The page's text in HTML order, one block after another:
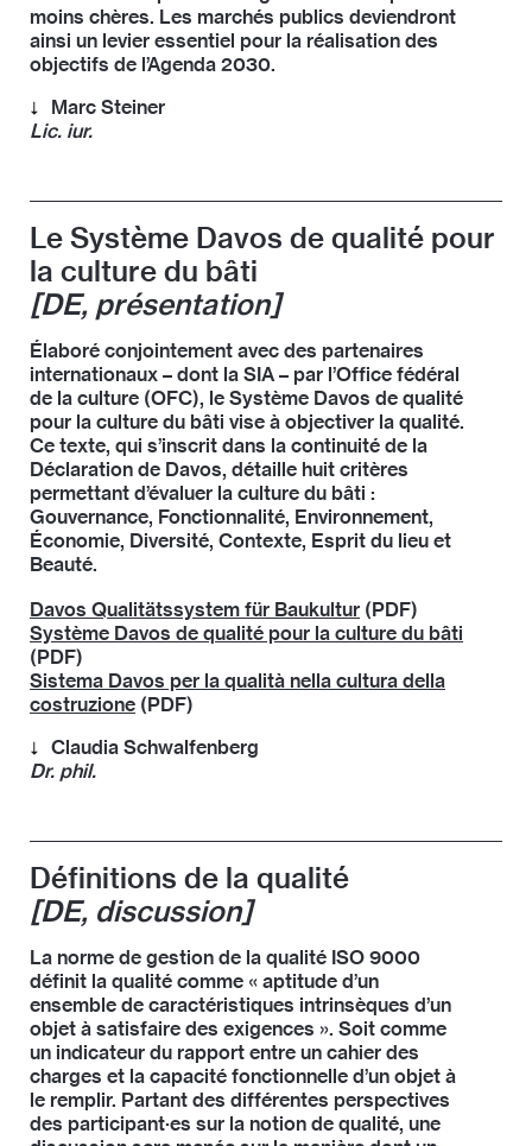
moins chères. Les marchés publics deviendront
ainsi un levier essentiel pour la réalisation des
objectifs de l’Agenda 2030.
Marc Steiner
Lic. iur.
fédéral, au sein duquel il contribue depuis 2007 au
développement du domaine Marchés publics en
qualité de coordinateur. Dès 2004, il est surnommé «
Mr. Green Public Procurement » par Hubert Stöckli,
directeur de l’Institut pour le droit suisse et
international de la construction de l’Université de
Fribourg.
Il affirme :« La refonte du droit des marchés publics
est exemplaire des formes que peut revêtir un
capitalisme durable. »
Le Système Davos de qualité pour
la culture du bâti
[DE, présentation]
Élaboré conjointement avec des partenaires
internationaux – dont la SIA – par l’Office fédéral
de la culture (OFC), le Système Davos de qualité
pour la culture du bâti vise à objectiver la qualité.
Ce texte, qui s’inscrit dans la continuité de la
Déclaration de Davos, détaille huit critères
permettant d’évaluer la culture du bâti :
Gouvernance, Fonctionnalité, Environnement,
Économie, Diversité, Contexte, Esprit du lieu et
Beauté.
Davos Qualitätssystem für Baukultur (PDF)
Système Davos de qualité pour la culture du bâti
(PDF)
Sistema Davos per la qualità nella cultura della
costruzione (PDF)
Claudia Schwalfenberg
Dr. phil.
politiques du Bureau de la SIA en qualité de
responsable Culture du bâti. Elle est membre du
groupe de rédaction international de la Déclaration
de Davos et du Système Davos de qualité pour la
culture du bâti.
Définitions de la qualité
[DE, discussion]
La norme de gestion de la qualité ISO 9000
définit la qualité comme « aptitude d’un
ensemble de caractéristiques intrinsèques d’un
objet à satisfaire des exigences ». Soit comme
un indicateur du rapport entre un cahier des
charges et la capacité fonctionnelle d’un objet à
le remplir. Partant des différentes perspectives
des participant·es sur la notion de qualité, une